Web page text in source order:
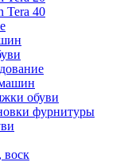
Tera 40
обуви
фурнитуры
воск